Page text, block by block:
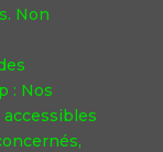
Non
: Nos